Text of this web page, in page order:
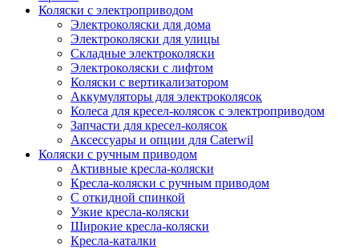
Коляски с электроприводом
Электроколяски для дома
Электроколяски для улицы
Складные электроколяски
Электроколяски с лифтом
Коляски с вертикализатором
Аккумуляторы для электроколясок
Колеса для кресел-колясок с электроприводом
Запчасти для кресел-колясок
Аксессуары и опции для Caterwil
Коляски с ручным приводом
Активные кресла-коляски
Кресла-коляски с ручным приводом
С откидной спинкой
Узкие кресла-коляски
Широкие кресла-коляски
Кресла-каталки